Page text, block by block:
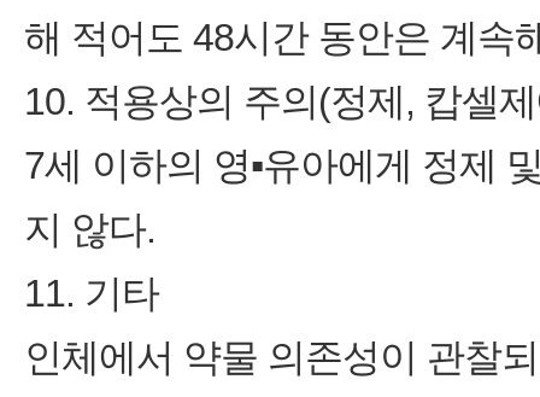
해 적어도 48시간 동안은 계속
10. 적용상의 주의(정제, 캅셀
7세 이하의 영▪유아에게 정제
지 않다.
11. 기타
인체에서 약물 의존성이 관찰